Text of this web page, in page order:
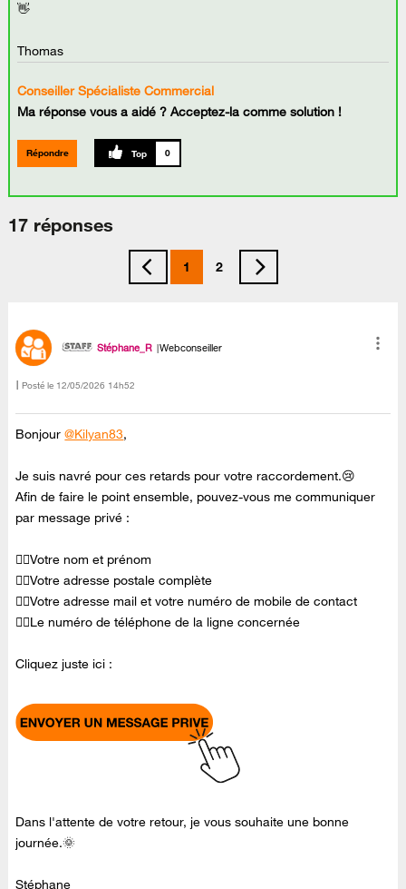
👋
Thomas
Conseiller Spécialiste Commercial
Ma réponse vous a aidé ? Acceptez-la comme solution !
Répondre 0
17 réponses
1 2
Stéphane_R Webconseiller
Posté le ‎12/05/2026 14h52
Bonjour@Kilyan83,
Je suis navré pour ces retards pour votre raccordement.😢
Afin de faire le point ensemble, pouvez-vous me communiquer
par message privé :
👉🏻Votre nom et prénom
👉🏻Votre adresse postale complète
👉🏻Votre adresse mail et votre numéro de mobile de contact
👉🏻Le numéro de téléphone de la ligne concernée
Cliquez juste ici :
Dans l'attente de votre retour, je vous souhaite une bonne
journée.🌞
Stéphane